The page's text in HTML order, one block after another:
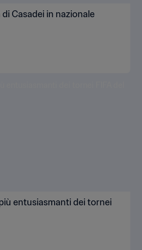
Casadei in nazionale
entusiasmanti dei tornei